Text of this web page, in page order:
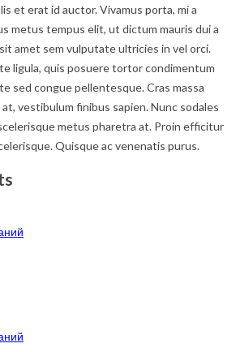
et erat id auctor. Vivamus porta, mi a
metus tempus elit, ut dictum mauris dui a
amet sem vulputate ultricies in vel orci.
ligula, quis posuere tortor condimentum
sed congue pellentesque. Cras massa
vestibulum finibus sapien. Nunc sodales
metus pharetra at. Proin efficitur
Quisque ac venenatis purus.